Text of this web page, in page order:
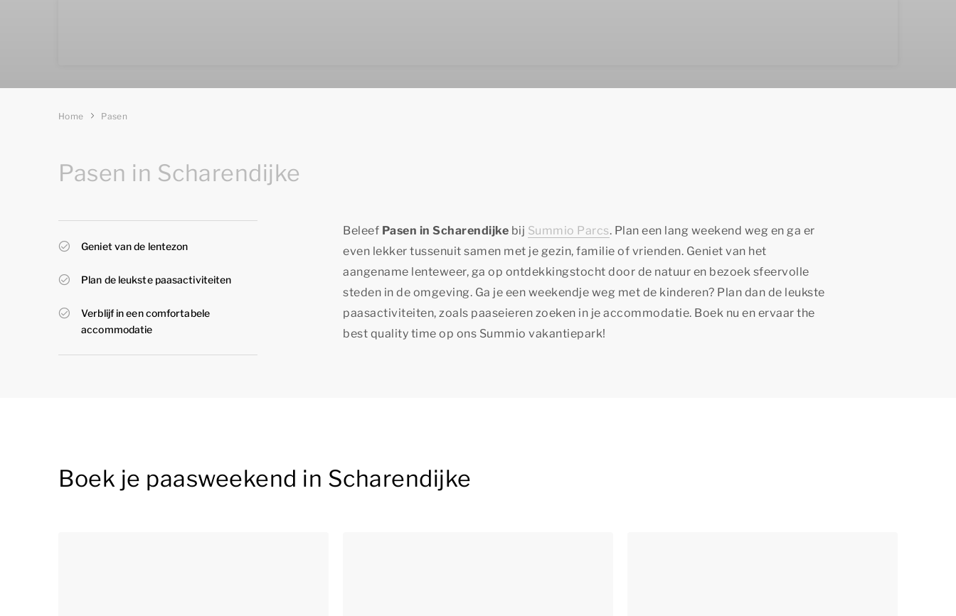
Home Pasen
Pasen in Scharendijke
Geniet van de lentezon
Plan de leukste paasactiviteiten
Verblijf in een comfortabele
accommodatie
Beleef Pasen in Scharendijke bij Summio Parcs. Plan een lang weekend weg en ga er
even lekker tussenuit samen met je gezin, familie of vrienden. Geniet van het
aangename lenteweer, ga op ontdekkingstocht door de natuur en bezoek sfeervolle
steden in de omgeving. Ga je een weekendje weg met de kinderen? Plan dan de leukste
paasactiviteiten, zoals paaseieren zoeken in je accommodatie. Boek nu en ervaar the
best quality time op ons Summio vakantiepark!
Boek je paasweekend in Scharendijke